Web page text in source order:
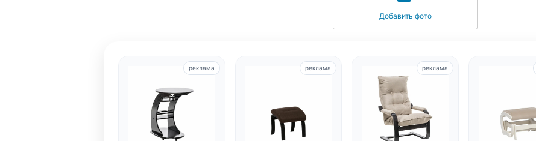
Добавить фото
реклама реклама реклама